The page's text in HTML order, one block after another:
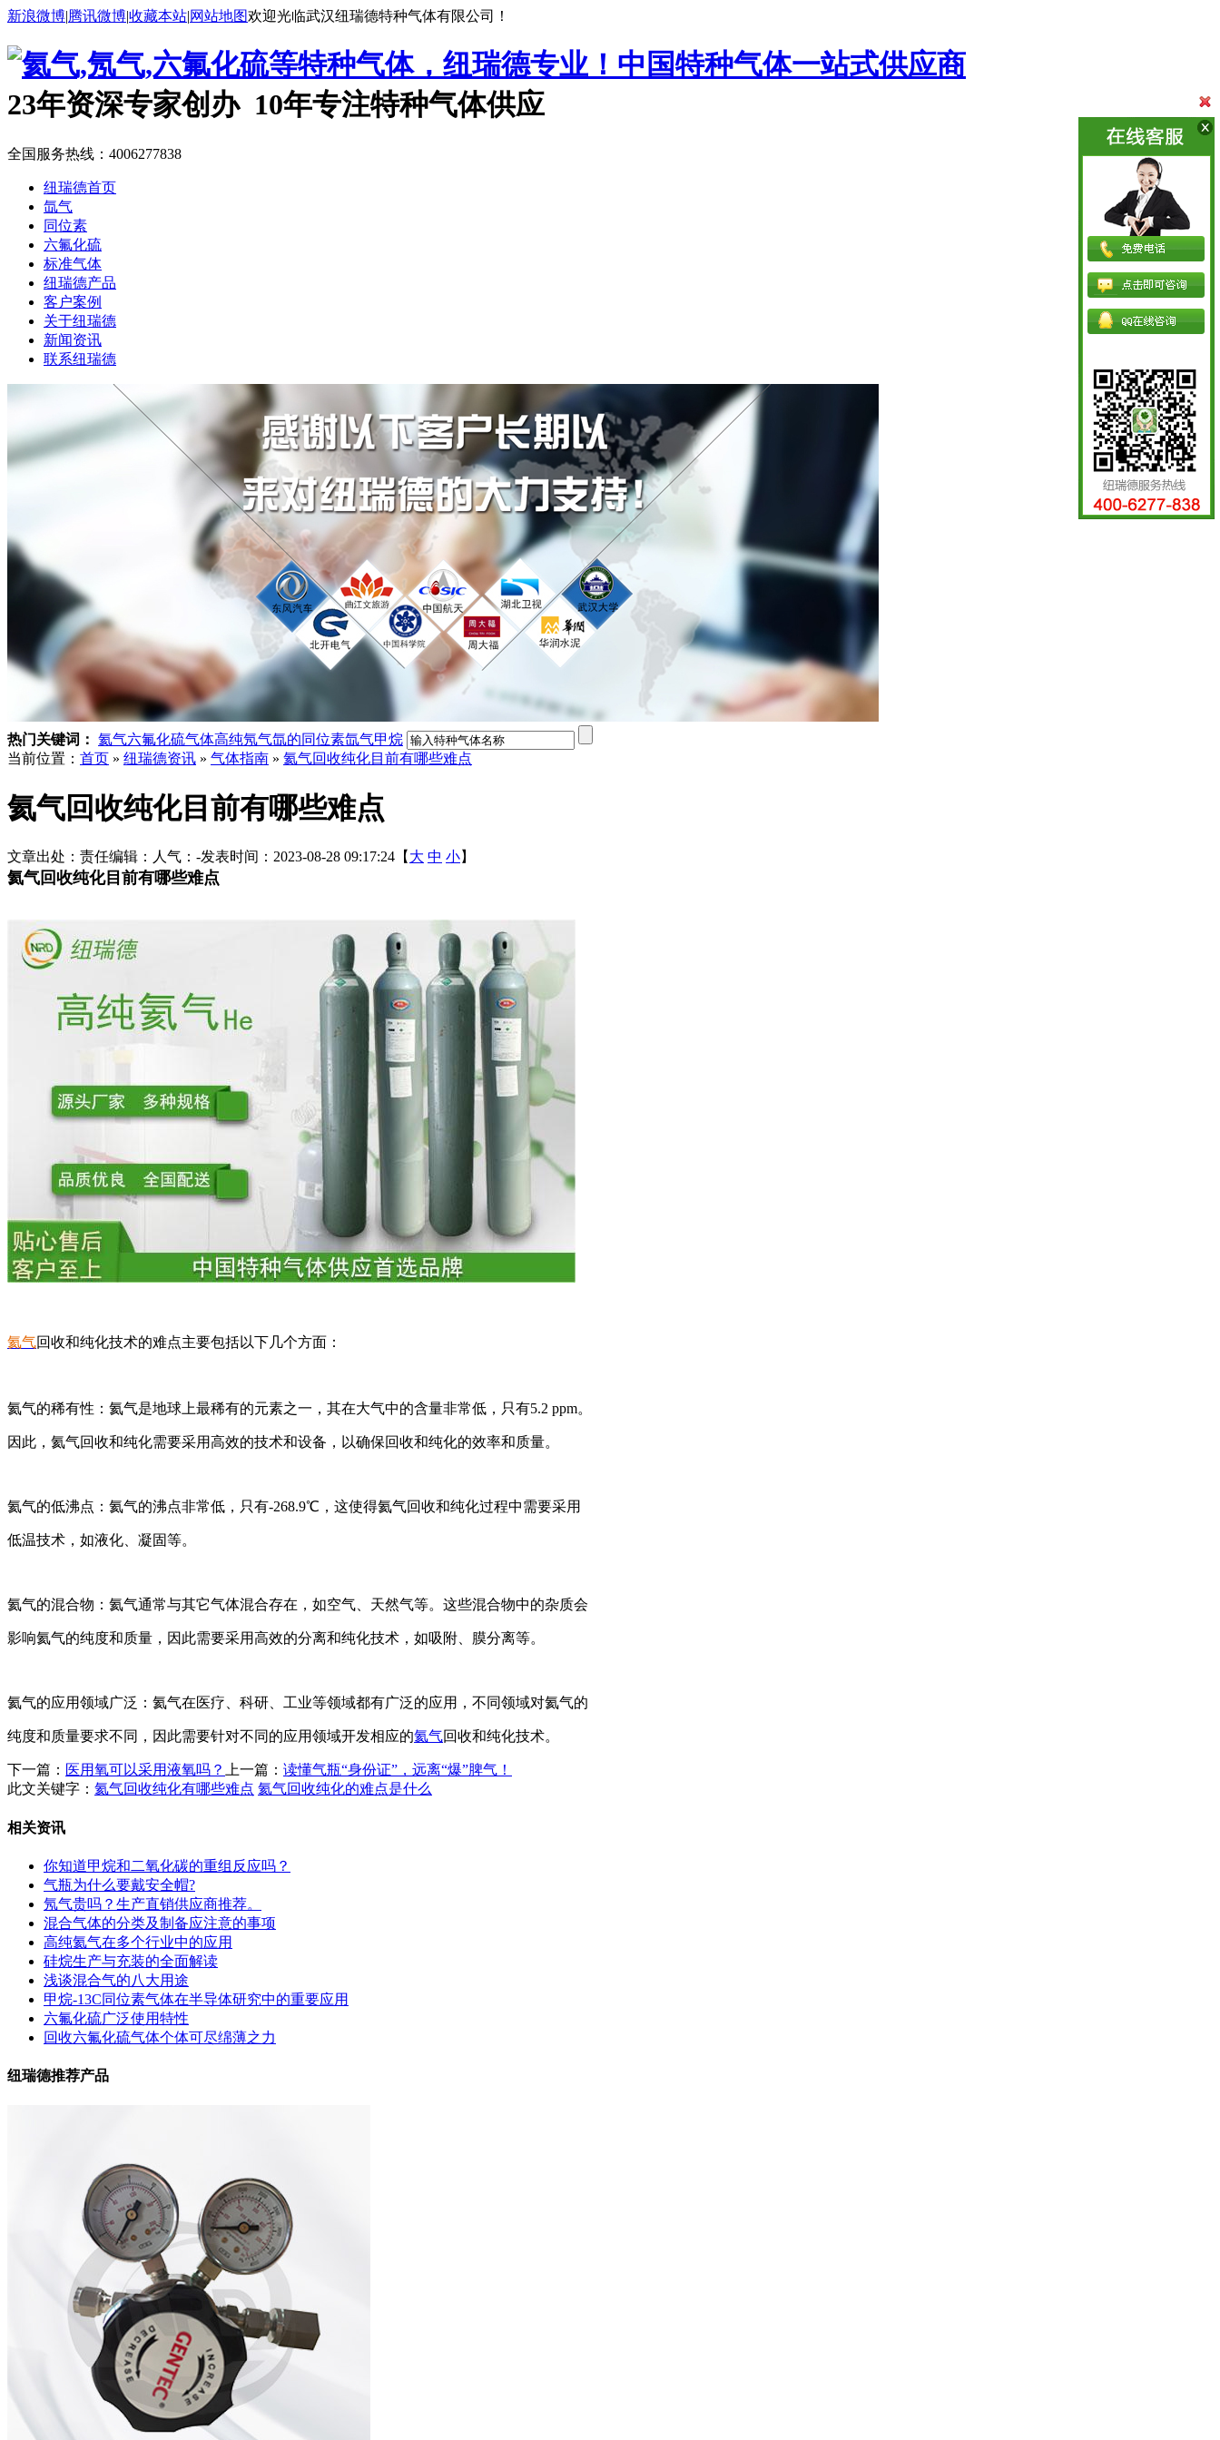
新浪微博|腾讯微博|收藏本站|网站地图欢迎光临武汉纽瑞德特种气体有限公司！
中国特种气体一站式供应商
23年资深专家创办 10年专注特种气体供应
全国服务热线： 4006277838
纽瑞德首页
氙气
同位素
六氟化硫
标准气体
纽瑞德产品
客户案例
关于纽瑞德
新闻资讯
联系纽瑞德
热门关键词： 氦气六氟化硫气体高纯氖气氙的同位素氙气甲烷
当前位置： 首页 » 纽瑞德资讯 » 气体指南 » 氦气回收纯化目前有哪些难点
氦气回收纯化目前有哪些难点
文章出处： 责任编辑： 人气： -发表时间：2023-08-28 09:17:24【 大 中 小】
氦气回收纯化目前有哪些难点
氦气回收和纯化技术的难点主要包括以下几个方面：
氦气的稀有性：氦气是地球上最稀有的元素之一，其在大气中的含量非常低，只有5.2 ppm。
因此，氦气回收和纯化需要采用高效的技术和设备，以确保回收和纯化的效率和质量。
氦气的低沸点：氦气的沸点非常低，只有-268.9℃，这使得氦气回收和纯化过程中需要采用
低温技术，如液化、凝固等。
氦气的混合物：氦气通常与其它气体混合存在，如空气、天然气等。这些混合物中的杂质会
影响氦气的纯度和质量，因此需要采用高效的分离和纯化技术，如吸附、膜分离等。
氦气的应用领域广泛：氦气在医疗、科研、工业等领域都有广泛的应用，不同领域对氦气的
纯度和质量要求不同，因此需要针对不同的应用领域开发相应的氦气回收和纯化技术。
下一篇： 医用氧可以采用液氧吗？ 上一篇： 读懂气瓶“身份证”，远离“爆”脾气！
此文关键字： 氦气回收纯化有哪些难点 氦气回收纯化的难点是什么
相关资讯
你知道甲烷和二氧化碳的重组反应吗？
气瓶为什么要戴安全帽?
氖气贵吗？生产直销供应商推荐。
混合气体的分类及制备应注意的事项
高纯氦气在多个行业中的应用
硅烷生产与充装的全面解读
浅谈混合气的八大用途
甲烷-13C同位素气体在半导体研究中的重要应用
六氟化硫广泛使用特性
回收六氟化硫气体个体可尽绵薄之力
纽瑞德推荐产品